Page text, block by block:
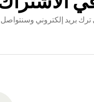
ترك بريد إلكتروني